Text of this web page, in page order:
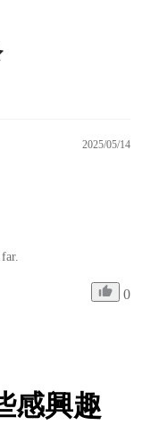
2025/05/14
0
感興趣